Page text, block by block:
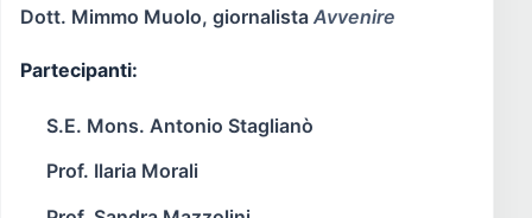
Dott. Mimmo Muolo, giornalista Avvenire
Partecipanti:
S.E. Mons. Antonio Staglianò
Prof. Ilaria Morali